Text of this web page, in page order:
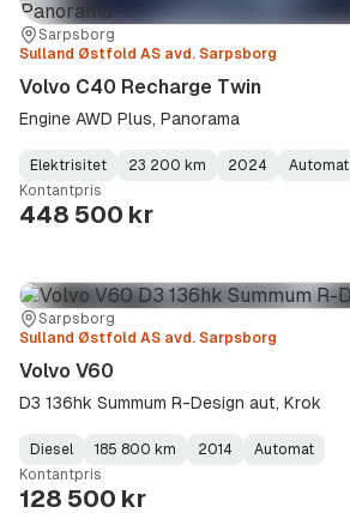
Sted:
Sarpsborg
Forhandler:
Sulland Østfold AS avd. Sarpsborg
Volvo C40 Recharge Twin
Engine AWD Plus, Panorama
Fuel
Type:
Elektrisitet
Kilometerstand:
23 200 km
Model
Year:
2024
Gearbox
Type:
Automat
Kontantpris
448 500 kr
Sted:
Sarpsborg
Forhandler:
Sulland Østfold AS avd. Sarpsborg
Volvo V60
D3 136hk Summum R-Design aut, Krok
Fuel
Type:
Diesel
Kilometerstand:
185 800 km
Model
Year:
2014
Gearbox
Type:
Automat
Kontantpris
128 500 kr